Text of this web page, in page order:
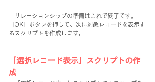
リレーションシップの準備はこれで終了です。
「OK」ボタンを押して、次に対象レコードを表示す
るスクリプトを作成します。
「選択レコード表示」スクリプトの作
成